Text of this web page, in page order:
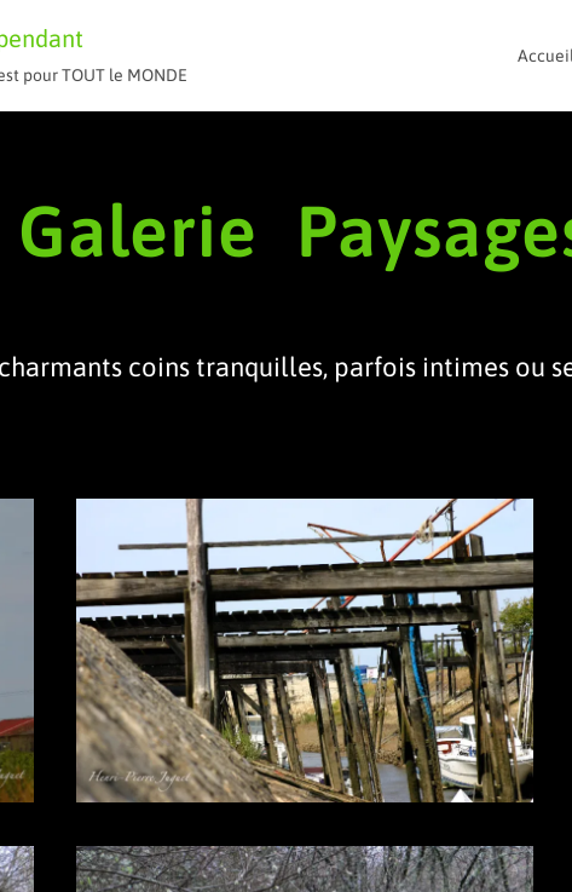
pour TOUT le MONDE
Accueil
Galerie
coins tranquilles, parfois intimes ou